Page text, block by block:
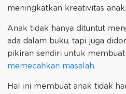
meningkatkan kreativitas anak.
Anak tidak hanya dituntut
ada dalam buku, tapi juga
pikiran sendiri untuk
memecahkan masalah.
Hal ini membuat anak tidak